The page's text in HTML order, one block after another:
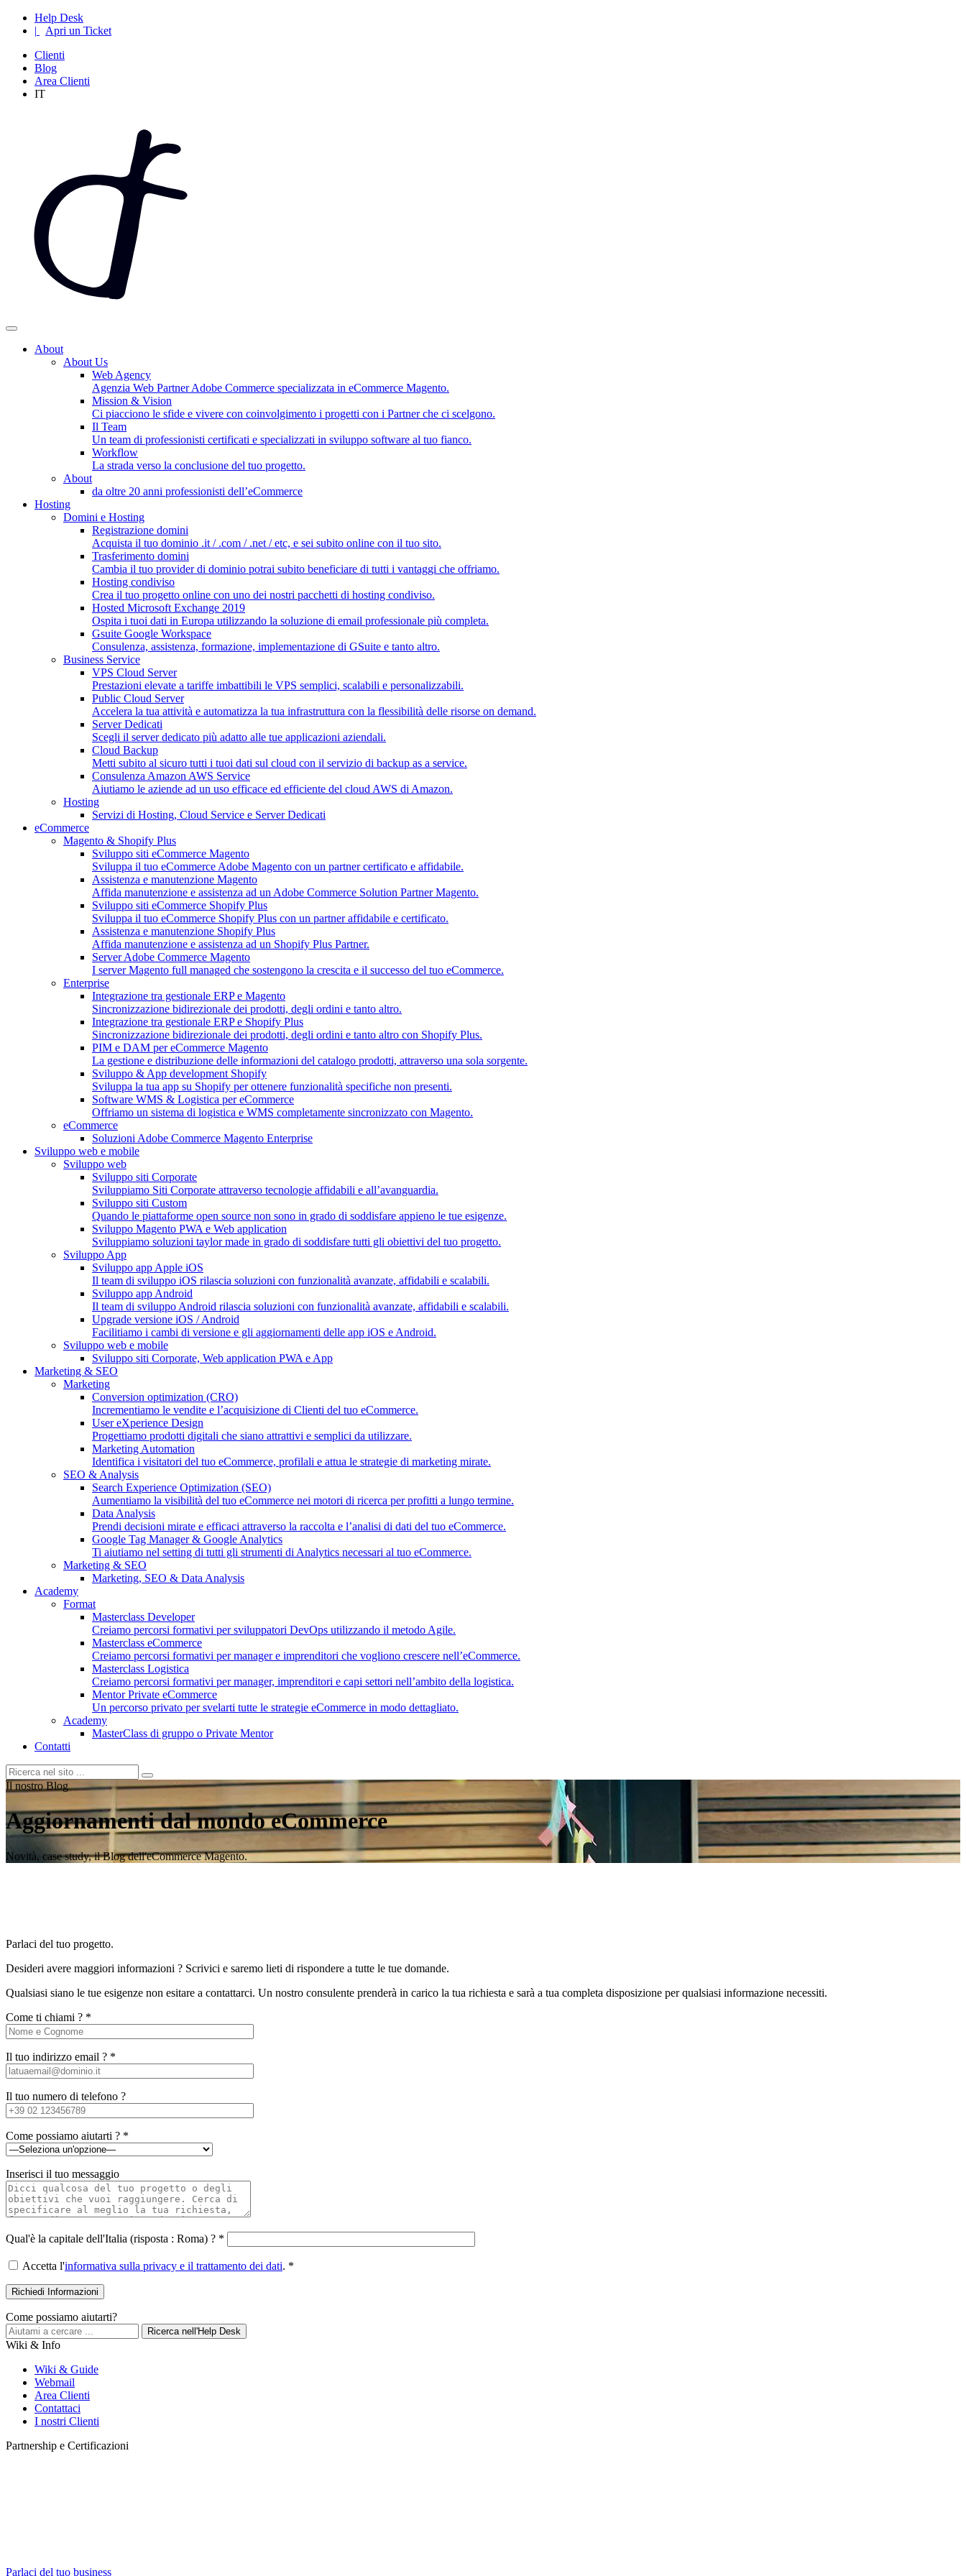
Help Desk
|
Apri un Ticket
Clienti
Blog
Area Clienti
IT
About
About Us
Web Agency
Agenzia Web Partner Adobe Commerce specializzata in eCommerce Magento.
Mission & Vision
Ci piacciono le sfide e vivere con coinvolgimento i progetti con i Partner che ci scelgono.
Il Team
Un team di professionisti certificati e specializzati in sviluppo software al tuo fianco.
Workflow
La strada verso la conclusione del tuo progetto.
About
da oltre 20 anni professionisti dell’eCommerce
Hosting
Domini e Hosting
Registrazione domini
Acquista il tuo dominio .it / .com / .net / etc, e sei subito online con il tuo sito.
Trasferimento domini
Cambia il tuo provider di dominio potrai subito beneficiare di tutti i vantaggi che offriamo.
Hosting condiviso
Crea il tuo progetto online con uno dei nostri pacchetti di hosting condiviso.
Hosted Microsoft Exchange 2019
Ospita i tuoi dati in Europa utilizzando la soluzione di email professionale più completa.
Gsuite Google Workspace
Consulenza, assistenza, formazione, implementazione di GSuite e tanto altro.
Business Service
VPS Cloud Server
Prestazioni elevate a tariffe imbattibili le VPS semplici, scalabili e personalizzabili.
Public Cloud Server
Accelera la tua attività e automatizza la tua infrastruttura con la flessibilità delle risorse on demand.
Server Dedicati
Scegli il server dedicato più adatto alle tue applicazioni aziendali.
Cloud Backup
Metti subito al sicuro tutti i tuoi dati sul cloud con il servizio di backup as a service.
Consulenza Amazon AWS Service
Aiutiamo le aziende ad un uso efficace ed efficiente del cloud AWS di Amazon.
Hosting
Servizi di Hosting, Cloud Service e Server Dedicati
eCommerce
Magento & Shopify Plus
Sviluppo siti eCommerce Magento
Sviluppa il tuo eCommerce Adobe Magento con un partner certificato e affidabile.
Assistenza e manutenzione Magento
Affida manutenzione e assistenza ad un Adobe Commerce Solution Partner Magento.
Sviluppo siti eCommerce Shopify Plus
Sviluppa il tuo eCommerce Shopify Plus con un partner affidabile e certificato.
Assistenza e manutenzione Shopify Plus
Affida manutenzione e assistenza ad un Shopify Plus Partner.
Server Adobe Commerce Magento
I server Magento full managed che sostengono la crescita e il successo del tuo eCommerce.
Enterprise
Integrazione tra gestionale ERP e Magento
Sincronizzazione bidirezionale dei prodotti, degli ordini e tanto altro.
Integrazione tra gestionale ERP e Shopify Plus
Sincronizzazione bidirezionale dei prodotti, degli ordini e tanto altro con Shopify Plus.
PIM e DAM per eCommerce Magento
La gestione e distribuzione delle informazioni del catalogo prodotti, attraverso una sola sorgente.
Sviluppo & App development Shopify
Sviluppa la tua app su Shopify per ottenere funzionalità specifiche non presenti.
Software WMS & Logistica per eCommerce
Offriamo un sistema di logistica e WMS completamente sincronizzato con Magento.
eCommerce
Soluzioni Adobe Commerce Magento Enterprise
Sviluppo web e mobile
Sviluppo web
Sviluppo siti Corporate
Sviluppiamo Siti Corporate attraverso tecnologie affidabili e all’avanguardia.
Sviluppo siti Custom
Quando le piattaforme open source non sono in grado di soddisfare appieno le tue esigenze.
Sviluppo Magento PWA e Web application
Sviluppiamo soluzioni taylor made in grado di soddisfare tutti gli obiettivi del tuo progetto.
Sviluppo App
Sviluppo app Apple iOS
Il team di sviluppo iOS rilascia soluzioni con funzionalità avanzate, affidabili e scalabili.
Sviluppo app Android
Il team di sviluppo Android rilascia soluzioni con funzionalità avanzate, affidabili e scalabili.
Upgrade versione iOS / Android
Facilitiamo i cambi di versione e gli aggiornamenti delle app iOS e Android.
Sviluppo web e mobile
Sviluppo siti Corporate, Web application PWA e App
Marketing & SEO
Marketing
Conversion optimization (CRO)
Incrementiamo le vendite e l’acquisizione di Clienti del tuo eCommerce.
User eXperience Design
Progettiamo prodotti digitali che siano attrattivi e semplici da utilizzare.
Marketing Automation
Identifica i visitatori del tuo eCommerce, profilali e attua le strategie di marketing mirate.
SEO & Analysis
Search Experience Optimization (SEO)
Aumentiamo la visibilità del tuo eCommerce nei motori di ricerca per profitti a lungo termine.
Data Analysis
Prendi decisioni mirate e efficaci attraverso la raccolta e l’analisi di dati del tuo eCommerce.
Google Tag Manager & Google Analytics
Ti aiutiamo nel setting di tutti gli strumenti di Analytics necessari al tuo eCommerce.
Marketing & SEO
Marketing, SEO & Data Analysis
Academy
Format
Masterclass Developer
Creiamo percorsi formativi per sviluppatori DevOps utilizzando il metodo Agile.
Masterclass eCommerce
Creiamo percorsi formativi per manager e imprenditori che vogliono crescere nell’eCommerce.
Masterclass Logistica
Creiamo percorsi formativi per manager, imprenditori e capi settori nell’ambito della logistica.
Mentor Private eCommerce
Un percorso privato per svelarti tutte le strategie eCommerce in modo dettagliato.
Academy
MasterClass di gruppo o Private Mentor
Contatti
Il nostro Blog
Aggiornamenti dal mondo eCommerce
Novità, case study, il Blog dell'eCommerce Magento.
Parlaci del tuo progetto.
Desideri avere maggiori informazioni ? Scrivici e saremo lieti di rispondere a tutte le tue domande.
Qualsiasi siano le tue esigenze non esitare a contattarci. Un nostro consulente prenderà in carico la tua richiesta e sarà a tua completa disposizione per qualsiasi informazione necessiti.
Come ti chiami ? *
Il tuo indirizzo email ? *
Il tuo numero di telefono ?
Come possiamo aiutarti ? *
Inserisci il tuo messaggio
Qual'è la capitale dell'Italia (risposta : Roma) ? *
Accetta l'informativa sulla privacy e il trattamento dei dati. *
Come possiamo aiutarti?
Ricerca nell'Help Desk
Wiki & Info
Wiki & Guide
Webmail
Area Clienti
Contattaci
I nostri Clienti
Partnership e Certificazioni
Parlaci del tuo business